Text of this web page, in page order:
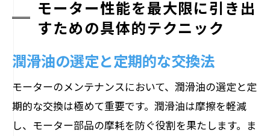
モーター性能を最大限に引き出
すための具体的テクニック
潤滑油の選定と定期的な交換法
モーターのメンテナンスにおいて、潤滑油の選定と定
期的な交換は極めて重要です。潤滑油は摩擦を軽減
し、モーター部品の摩耗を防ぐ役割を果たします。ま